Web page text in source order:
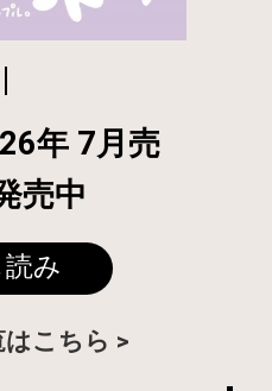
年 7月売
売中
み
こちら